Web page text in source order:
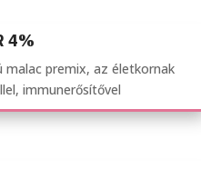
4%
malac premix, az életkornak
immunerősítővel